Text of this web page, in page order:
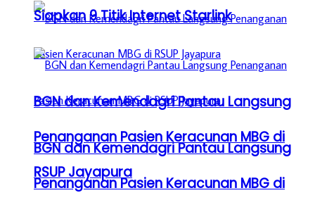
BGN dan Kemendagri Pantau Langsung
Penanganan Pasien Keracunan MBG di
RSUP Jayapura
Siapkan 9 Titik Internet Starlink
BGN dan Kemendagri Pantau Langsung
Penanganan Pasien Keracunan MBG di